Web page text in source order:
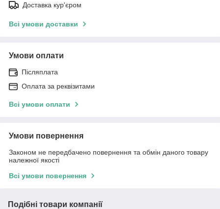
Доставка кур'єром
Всі умови доставки
Умови оплати
Післяплата
Оплата за реквізитами
Всі умови оплати
Умови повернення
Законом не передбачено повернення та обмін даного товару
належної якості
Всі умови повернення
Подібні товари компанії